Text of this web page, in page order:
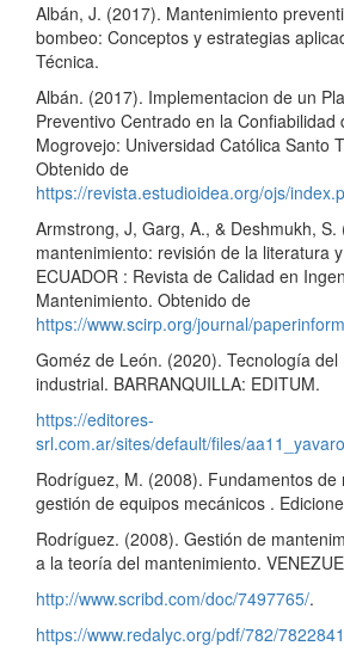
Albán, J. (2017). Mantenimiento
bombeo: Conceptos y estrategias
Técnica.
Albán. (2017). Implementacion de un
Preventivo Centrado en la Confiabilidad
Mogrovejo: Universidad Católica Santo
Obtenido de
https://revista.estudioidea.org/ojs/
Armstrong, J, Garg, A., & Deshmukh,
mantenimiento: revisión de la literatura
ECUADOR : Revista de Calidad en
Mantenimiento. Obtenido de
https://www.scirp.org/journal/
Goméz de León. (2020). Tecnología del
industrial. BARRANQUILLA: EDITUM.
https://editores-
srl.com.ar/sites/default/files/
Rodríguez, M. (2008). Fundamentos de
gestión de equipos mecánicos .
Rodríguez. (2008). Gestión de
a la teoría del mantenimiento.
http://www.scribd.com/doc/7497765/.
https://www.redalyc.org/pdf/782/